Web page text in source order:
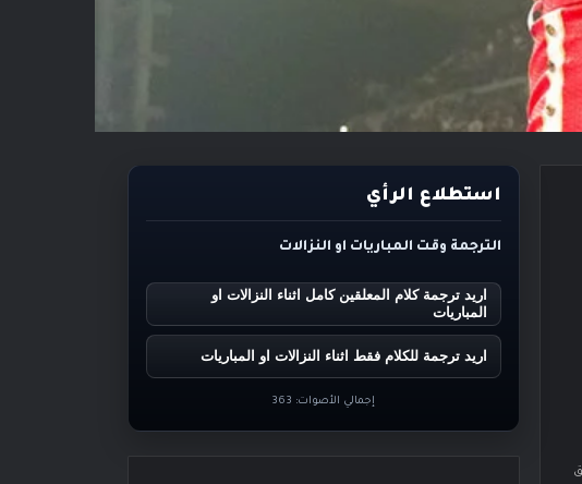
استطلاع الرأي
الترجمة وقت المباريات او النزالات
اريد ترجمة كلام المعلقين كامل اثناء النزالات او
المباريات
اريد ترجمة للكلام فقط اثناء النزالات او المباريات
إجمالي الأصوات: 363